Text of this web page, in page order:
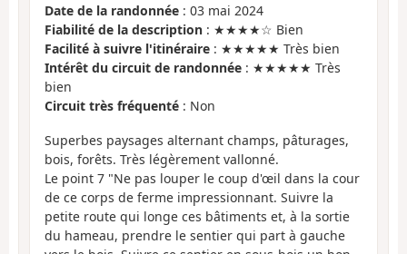
Date de la randonnée : 03 mai 2024
Fiabilité de la description : ★★★★☆ Bien
Facilité à suivre l'itinéraire : ★★★★★ Très bien
Intérêt du circuit de randonnée : ★★★★★ Très
bien
Circuit très fréquenté : Non
Superbes paysages alternant champs, pâturages,
bois, forêts. Très légèrement vallonné.
Le point 7 "Ne pas louper le coup d'œil dans la cour
de ce corps de ferme impressionnant. Suivre la
petite route qui longe ces bâtiments et, à la sortie
du hameau, prendre le sentier qui part à gauche